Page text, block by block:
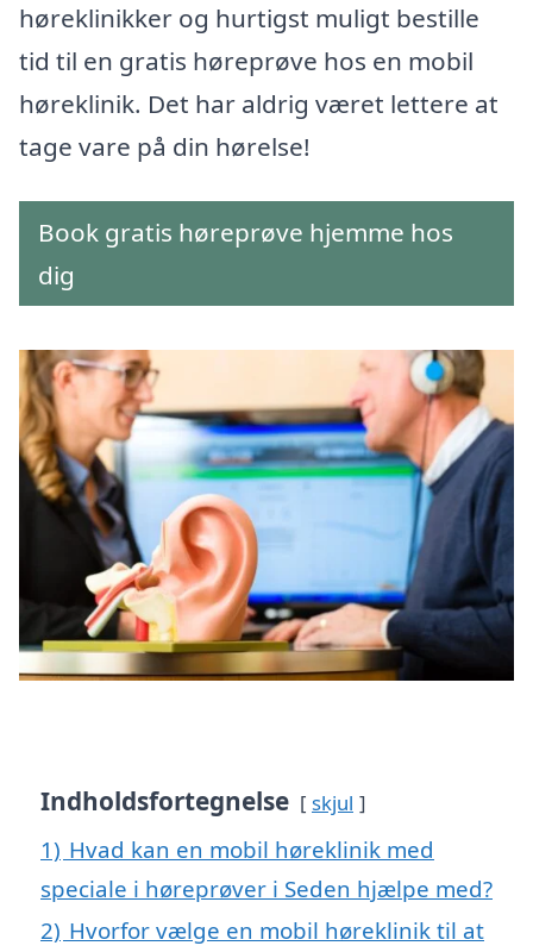
høreklinikker og hurtigst muligt bestille
tid til en gratis høreprøve hos en mobil
høreklinik. Det har aldrig været lettere at
tage vare på din hørelse!
Book gratis høreprøve hjemme hos
dig
Indholdsfortegnelse skjul
1) Hvad kan en mobil høreklinik med
speciale i høreprøver i Seden hjælpe med?
2) Hvorfor vælge en mobil høreklinik til at